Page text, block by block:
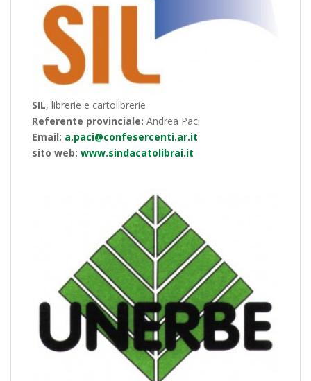
SIL, librerie e cartolibrerie
Referente provinciale: Andrea Paci
Email: a.paci@confesercenti.ar.it
sito web: www.sindacatolibrai.it